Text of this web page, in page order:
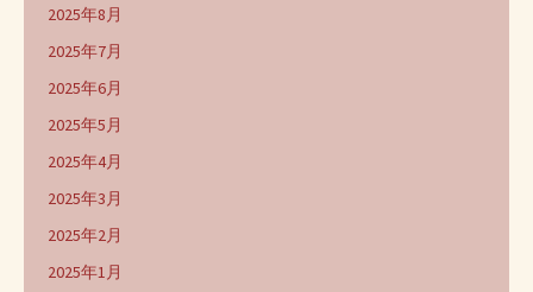
2025年8月
2025年7月
2025年6月
2025年5月
2025年4月
2025年3月
2025年2月
2025年1月